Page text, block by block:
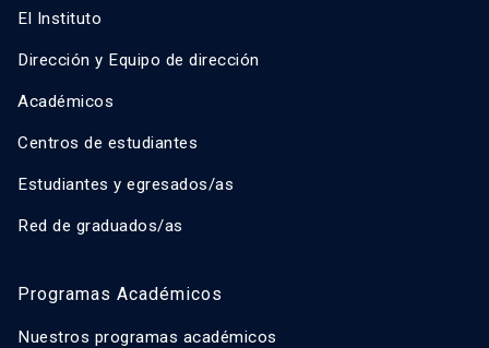
El Instituto
Dirección y Equipo de dirección
Académicos
Centros de estudiantes
Estudiantes y egresados/as
Red de graduados/as
Programas Académicos
Nuestros programas académicos